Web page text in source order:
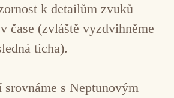
k detailům zvuků
čase (zvláště vyzdvihněme
ticha).
s Neptunovým